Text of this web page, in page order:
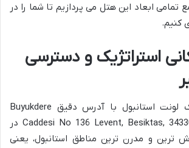
تمامی ابعاد این هتل می پردازیم تا شما را در
کنیم.
استراتژیک و دسترسی
هتل حیات سنتریک لونت استانبول با آدرس دقیق Buyukdere
Caddesi No 136 Levent, Besiktas, 34330 Istanbul, Turkey در
ترین و مدرن ترین مناطق استانبول، یعنی